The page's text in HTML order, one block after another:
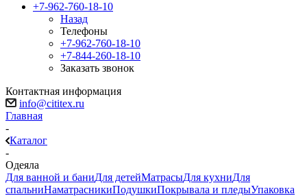
+7-962-760-18-10
Назад
Телефоны
+7-962-760-18-10
+7-844-260-18-10
Заказать звонок
Контактная информация
info@cititex.ru
Главная
-
Каталог
-
Одеяла
Для ванной и баниДля детейМатрасыДля кухниДля
спальниНаматрасникиПодушкиПокрывала и пледыУпаковка